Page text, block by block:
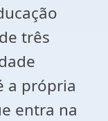
três
a própria
entra na